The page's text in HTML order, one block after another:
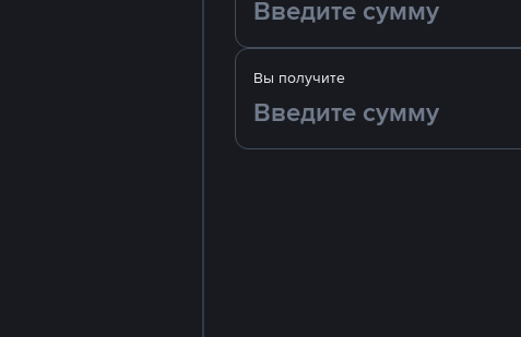
Вы получите